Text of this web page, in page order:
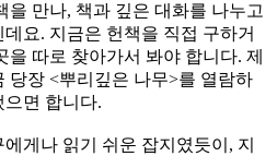
을 만나, 책과 깊은 대화를 나누고
요. 지금은 헌책을 직접 구하거
을 따로 찾아가서 봐야 합니다. 제
당장 <뿌리깊은 나무>를 열람하
으면 합니다.
게나 읽기 쉬운 잡지였듯이, 지